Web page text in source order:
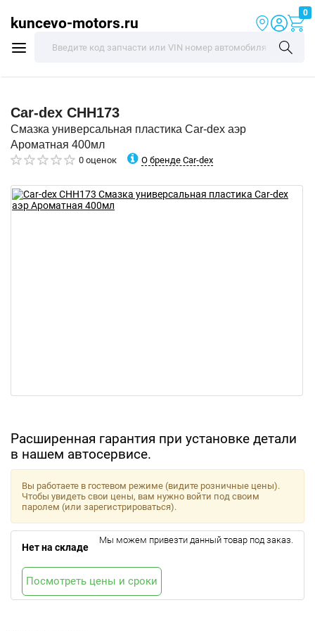
kuncevo-motors.ru
0
Car-dex CHH173
Смазка универсальная пластика Car-dex аэр
Ароматная 400мл
0 оценок О бренде Car-dex
Расширенная гарантия при установке детали
в нашем автосервисе.
Вы работаете в гостевом режиме (видите розничные цены).
Чтобы увидеть свои цены, вам нужно войти под своим
паролем (или зарегистрироваться).
Нет на складе
Мы можем привезти данный товар под заказ.
Посмотреть цены и сроки